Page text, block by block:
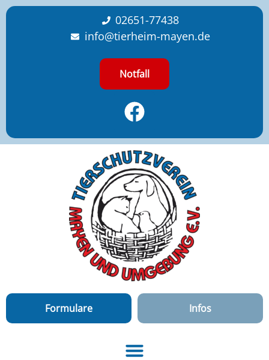
content
02651-77438
info@tierheim-mayen.de
Notfall
Formulare Infos